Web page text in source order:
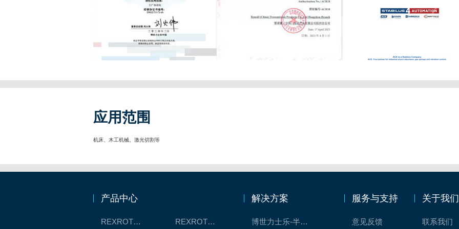
应用范围
机床、木工机械、激光切割等
产品中心
REXROTH工厂解决方案 REXROTH/力士乐线性产品
解决方案
博世力士乐-半导体工业的自动控制解决方案
服务与支持
意见反馈
关于我们
联系我们